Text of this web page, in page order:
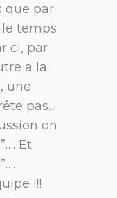
que par
temps
ci, par
a la
une
pas…
on
Et
!!!